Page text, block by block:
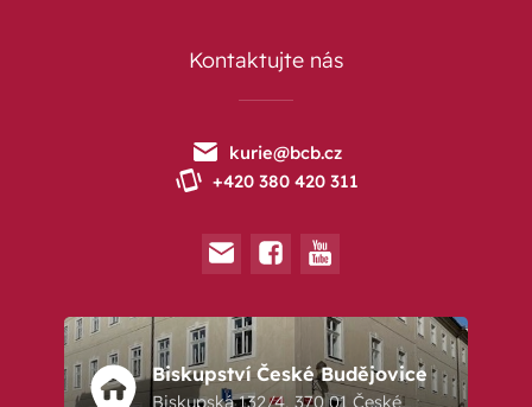
Kontaktujte nás
kurie@bcb.cz
+420 380 420 311
Biskupství České Budějovice
Biskupská 132/4, 370 01 České